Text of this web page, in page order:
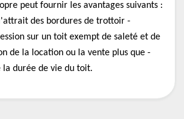
peut fournir les avantages suivants :
des bordures de trottoir -
sur un toit exempt de saleté et de
de la location ou la vente plus que -
la durée de vie du toit.